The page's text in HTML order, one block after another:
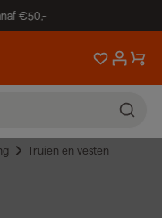
€50,-
Truien en vesten